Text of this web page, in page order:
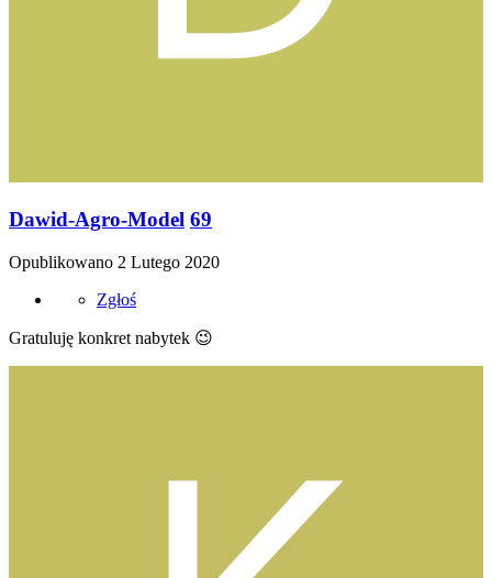
Dawid-Agro-Model 69
Opublikowano 2 Lutego 2020
Zgłoś
Gratuluję konkret nabytek 😉